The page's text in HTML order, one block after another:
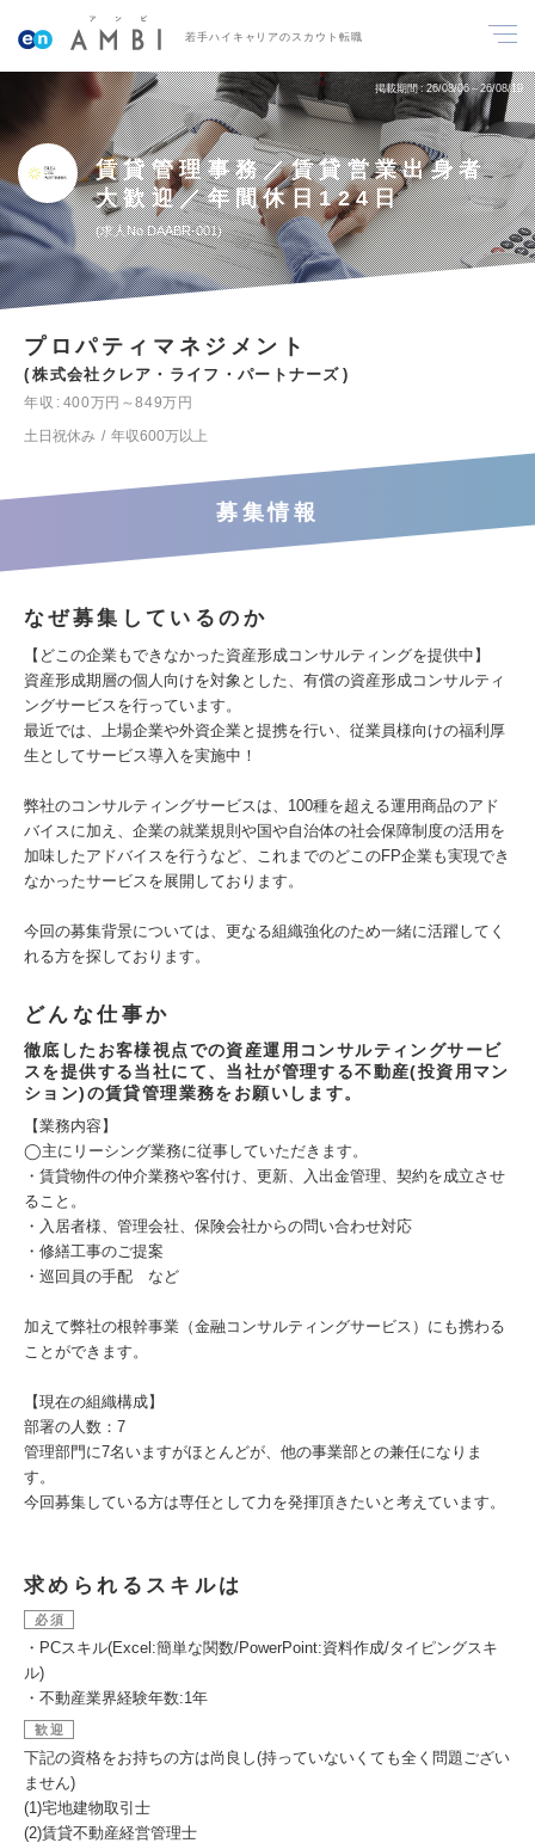
若手ハイキャリアのスカウト転職
掲載期間 26/08/06～26/08/19
賃貸管理事務／賃貸営業出身者
大歓迎／年間休日124日
求人No.DAABR-001
プロパティマネジメント
株式会社クレア・ライフ・パートナーズ
年収
400万円～849万円
土日祝休み
年収600万以上
募集情報
なぜ募集しているのか
【どこの企業もできなかった資産形成コンサルティングを提供中】
資産形成期層の個人向けを対象とした、有償の資産形成コンサルティ
ングサービスを行っています。
最近では、上場企業や外資企業と提携を行い、従業員様向けの福利厚
生としてサービス導入を実施中！
弊社のコンサルティングサービスは、100種を超える運用商品のアド
バイスに加え、企業の就業規則や国や自治体の社会保障制度の活用を
加味したアドバイスを行うなど、これまでのどこのFP企業も実現でき
なかったサービスを展開しております。
今回の募集背景については、更なる組織強化のため一緒に活躍してく
れる方を探しております。
どんな仕事か
徹底したお客様視点での資産運用コンサルティングサービ
スを提供する当社にて、当社が管理する不動産(投資用マン
ション)の賃貸管理業務をお願いします。
【業務内容】
◯主にリーシング業務に従事していただきます。
・賃貸物件の仲介業務や客付け、更新、入出金管理、契約を成立させ
ること。
・入居者様、管理会社、保険会社からの問い合わせ対応
・修繕工事のご提案
・巡回員の手配 など
加えて弊社の根幹事業（金融コンサルティングサービス）にも携わる
ことができます。
【現在の組織構成】
部署の人数：7
管理部門に7名いますがほとんどが、他の事業部との兼任になりま
す。
今回募集している方は専任として力を発揮頂きたいと考えています。
求められるスキルは
必須
・PCスキル(Excel:簡単な関数/PowerPoint:資料作成/タイピングスキ
ル)
・不動産業界経験年数:1年
歓迎
下記の資格をお持ちの方は尚良し(持っていないくても全く問題ござい
ません)
(1)宅地建物取引士
(2)賃貸不動産経営管理士